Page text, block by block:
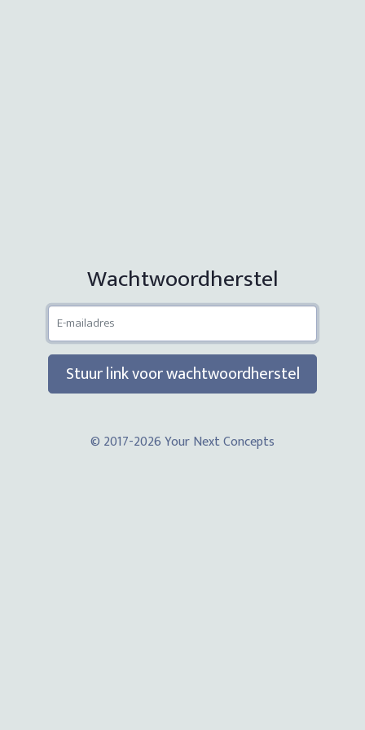
Wachtwoordherstel
E-MAILADRES
Stuur link voor wachtwoordherstel
© 2017-2026 Your Next Concepts